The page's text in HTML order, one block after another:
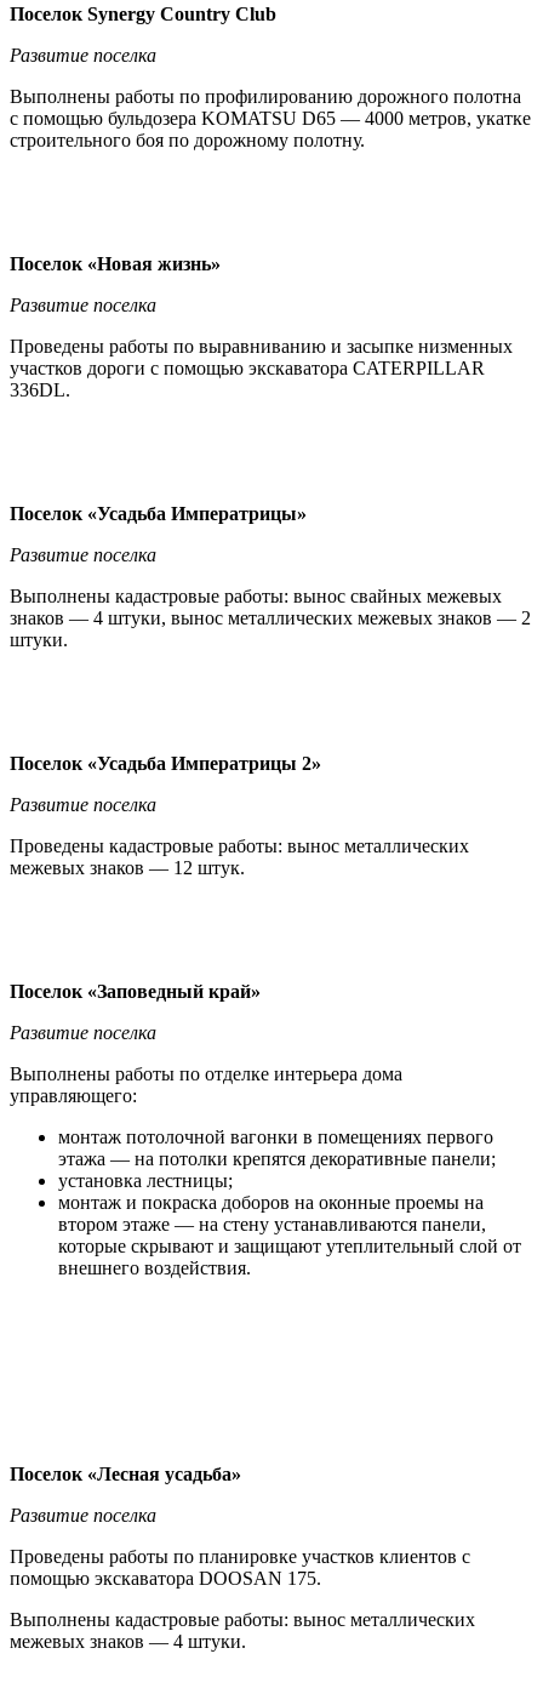
Поселок Synergy Country Club
Развитие поселка
Выполнены работы по профилированию дорожного полотна
с помощью бульдозера KOMATSU D65 — 4000 метров, укатке
строительного боя по дорожному полотну.
Поселок «Новая жизнь»
Развитие поселка
Проведены работы по выравниванию и засыпке низменных
участков дороги с помощью экскаватора CATERPILLAR
336DL.
Поселок «Усадьба Императрицы»
Развитие поселка
Выполнены кадастровые работы: вынос свайных межевых
знаков — 4 штуки, вынос металлических межевых знаков — 2
штуки.
Поселок «Усадьба Императрицы 2»
Развитие поселка
Проведены кадастровые работы: вынос металлических
межевых знаков — 12 штук.
Поселок «Заповедный край»
Развитие поселка
Выполнены работы по отделке интерьера дома
управляющего:
монтаж потолочной вагонки в помещениях первого
этажа — на потолки крепятся декоративные панели;
установка лестницы;
монтаж и покраска доборов на оконные проемы на
втором этаже — на стену устанавливаются панели,
которые скрывают и защищают утеплительный слой от
внешнего воздействия.
Поселок «Лесная усадьба»
Развитие поселка
Проведены работы по планировке участков клиентов с
помощью экскаватора DOOSAN 175.
Выполнены кадастровые работы: вынос металлических
межевых знаков — 4 штуки.